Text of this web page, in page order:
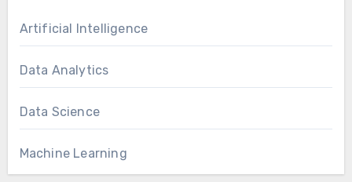
Artificial Intelligence
Data Analytics
Data Science
Machine Learning